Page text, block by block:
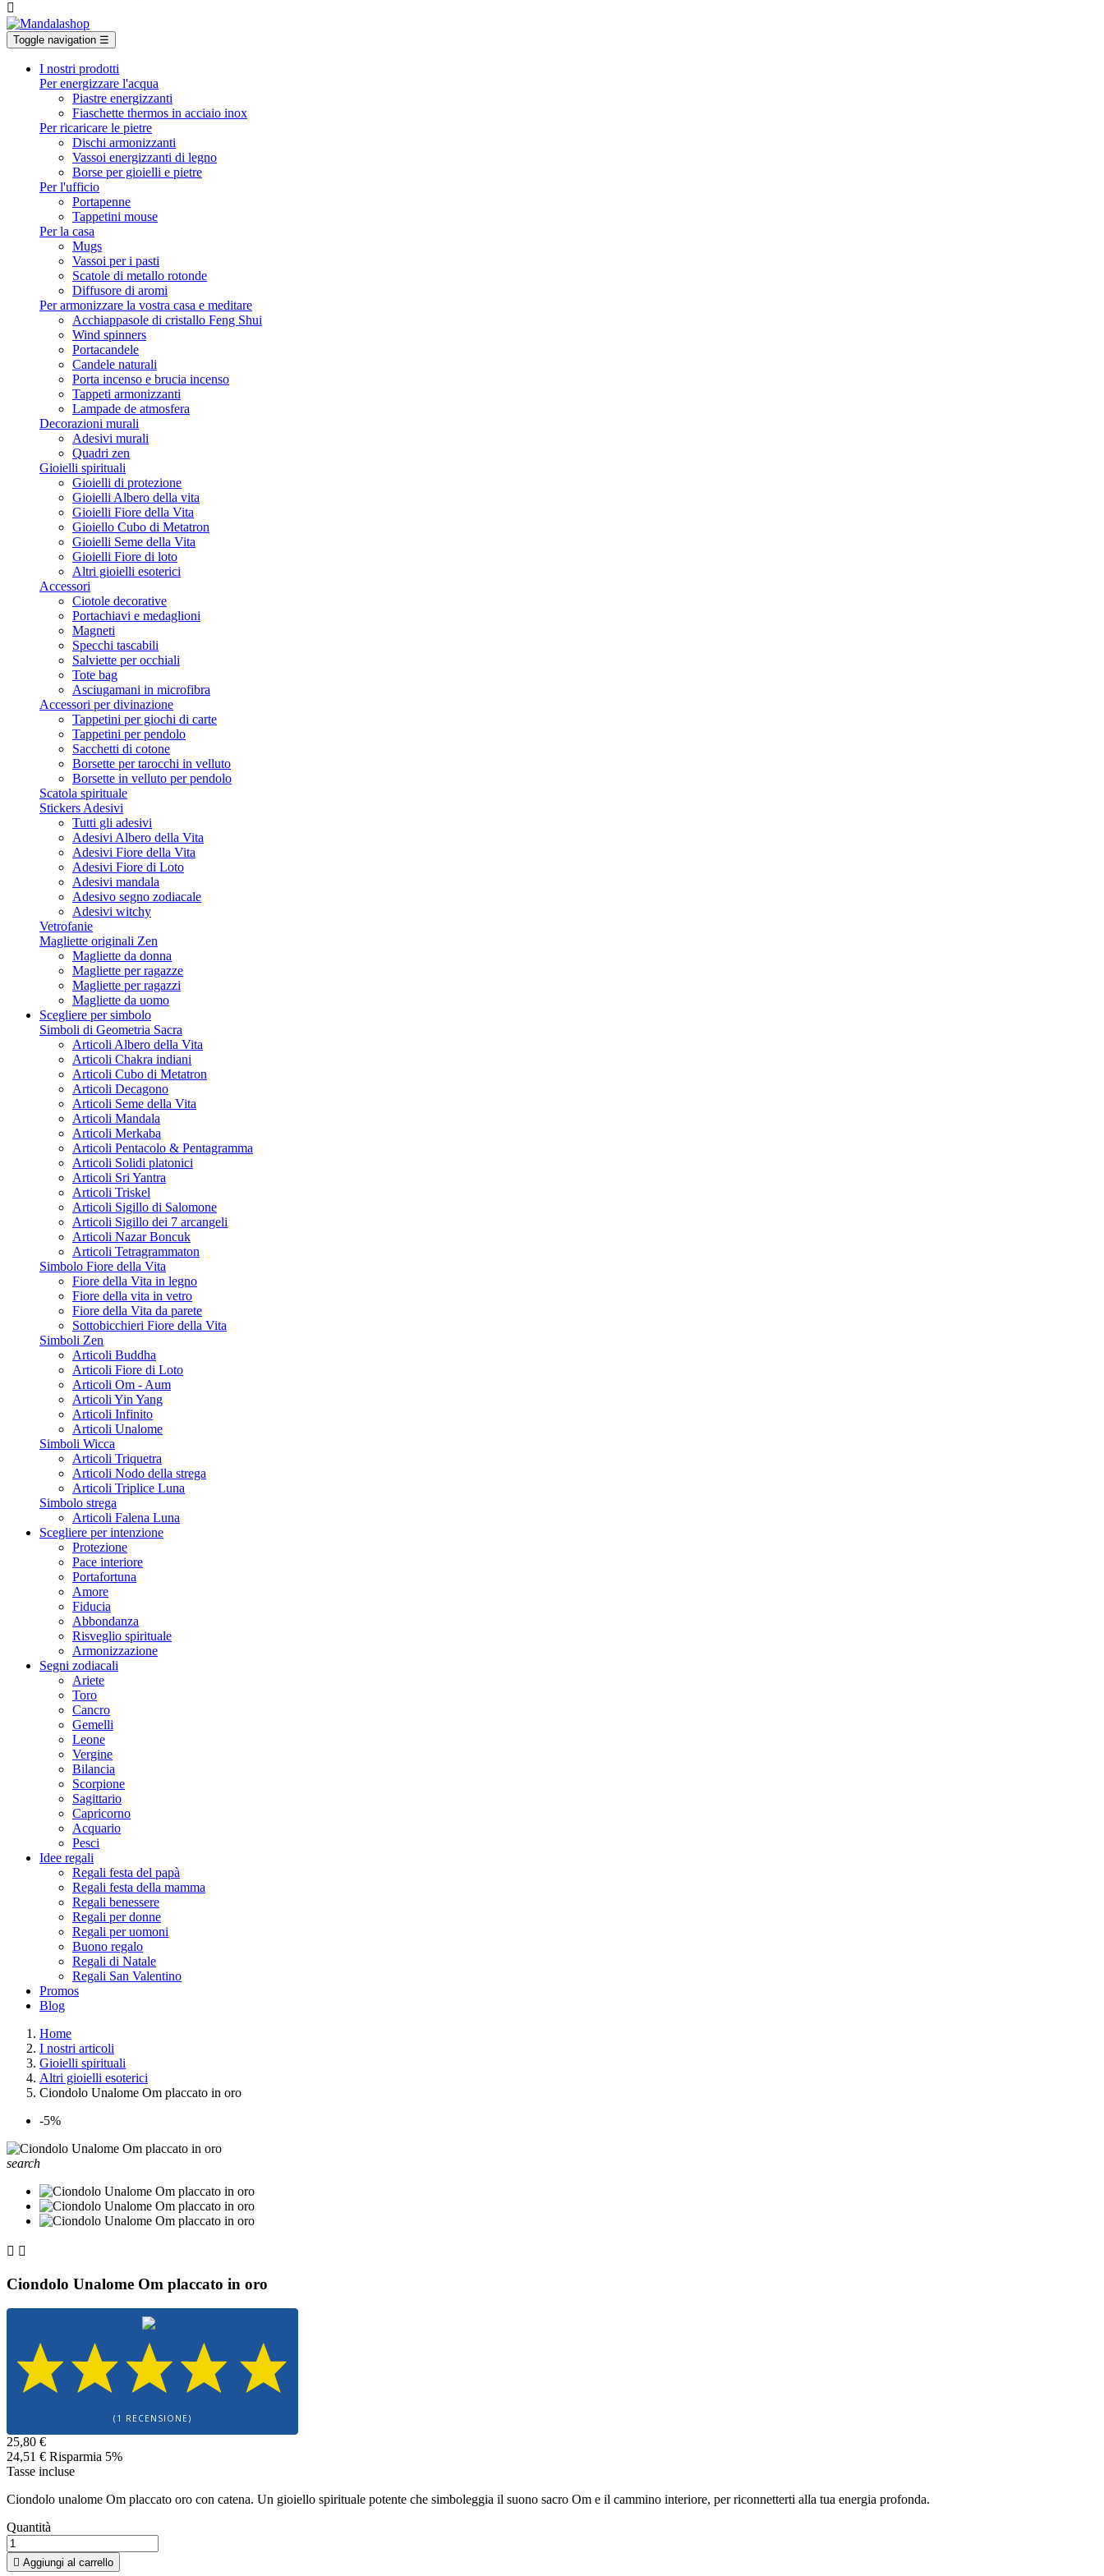

Toggle navigation ☰
I nostri prodotti
Per energizzare l'acqua
Piastre energizzanti
Fiaschette thermos in acciaio inox
Per ricaricare le pietre
Dischi armonizzanti
Vassoi energizzanti di legno
Borse per gioielli e pietre
Per l'ufficio
Portapenne
Tappetini mouse
Per la casa
Mugs
Vassoi per i pasti
Scatole di metallo rotonde
Diffusore di aromi
Per armonizzare la vostra casa e meditare
Acchiappasole di cristallo Feng Shui
Wind spinners
Portacandele
Candele naturali
Porta incenso e brucia incenso
Tappeti armonizzanti
Lampade de atmosfera
Decorazioni murali
Adesivi murali
Quadri zen
Gioielli spirituali
Gioielli di protezione
Gioielli Albero della vita
Gioielli Fiore della Vita
Gioiello Cubo di Metatron
Gioielli Seme della Vita
Gioielli Fiore di loto
Altri gioielli esoterici
Accessori
Ciotole decorative
Portachiavi e medaglioni
Magneti
Specchi tascabili
Salviette per occhiali
Tote bag
Asciugamani in microfibra
Accessori per divinazione
Tappetini per giochi di carte
Tappetini per pendolo
Sacchetti di cotone
Borsette per tarocchi in velluto
Borsette in velluto per pendolo
Scatola spirituale
Stickers Adesivi
Tutti gli adesivi
Adesivi Albero della Vita
Adesivi Fiore della Vita
Adesivi Fiore di Loto
Adesivi mandala
Adesivo segno zodiacale
Adesivi witchy
Vetrofanie
Magliette originali Zen
Magliette da donna
Magliette per ragazze
Magliette per ragazzi
Magliette da uomo
Scegliere per simbolo
Simboli di Geometria Sacra
Articoli Albero della Vita
Articoli Chakra indiani
Articoli Cubo di Metatron
Articoli Decagono
Articoli Seme della Vita
Articoli Mandala
Articoli Merkaba
Articoli Pentacolo & Pentagramma
Articoli Solidi platonici
Articoli Sri Yantra
Articoli Triskel
Articoli Sigillo di Salomone
Articoli Sigillo dei 7 arcangeli
Articoli Nazar Boncuk
Articoli Tetragrammaton
Simbolo Fiore della Vita
Fiore della Vita in legno
Fiore della vita in vetro
Fiore della Vita da parete
Sottobicchieri Fiore della Vita
Simboli Zen
Articoli Buddha
Articoli Fiore di Loto
Articoli Om - Aum
Articoli Yin Yang
Articoli Infinito
Articoli Unalome
Simboli Wicca
Articoli Triquetra
Articoli Nodo della strega
Articoli Triplice Luna
Simbolo strega
Articoli Falena Luna
Scegliere per intenzione
Protezione
Pace interiore
Portafortuna
Amore
Fiducia
Abbondanza
Risveglio spirituale
Armonizzazione
Segni zodiacali
Ariete
Toro
Cancro
Gemelli
Leone
Vergine
Bilancia
Scorpione
Sagittario
Capricorno
Acquario
Pesci
Idee regali
Regali festa del papà
Regali festa della mamma
Regali benessere
Regali per donne
Regali per uomoni
Buono regalo
Regali di Natale
Regali San Valentino
Promos
Blog
Home
I nostri articoli
Gioielli spirituali
Altri gioielli esoterici
Ciondolo Unalome Om placcato in oro
-5%
search
 
Ciondolo Unalome Om placcato in oro
(1 RECENSIONE)
25,80 €
24,51 € Risparmia 5%
Tasse incluse
Ciondolo unalome Om placcato oro con catena. Un gioiello spirituale potente che simboleggia il suono sacro Om e il cammino interiore, per riconnetterti alla tua energia profonda.
Quantità
 Aggiungi al carrello